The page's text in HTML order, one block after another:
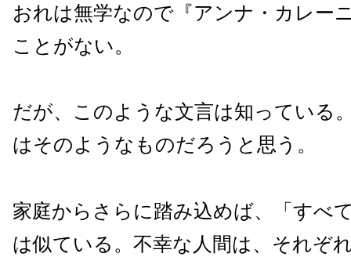
おれは無学なので『アンナ・カレー
ことがない。
だが、このような文言は知っている
はそのようなものだろうと思う。
家庭からさらに踏み込めば、「すべ
は似ている。不幸な人間は、それぞ